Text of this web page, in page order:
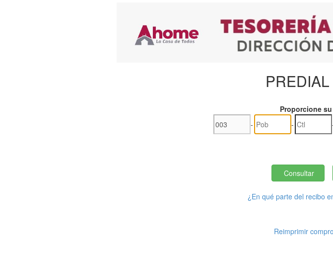
Proporcione
-
-
¿En qué parte del recibo
Reimprimir